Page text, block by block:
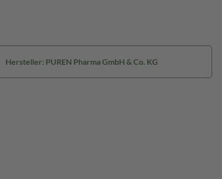
Hersteller: PUREN Pharma GmbH & Co. KG